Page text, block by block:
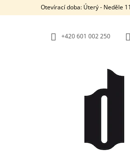
Otevírací doba: Úterý - Neděle
+420‭ 601 002 250
O